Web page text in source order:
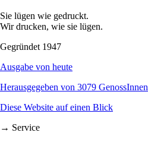
Sie lügen wie gedruckt.
Wir drucken, wie sie lügen.
Gegründet 1947
Ausgabe von heute
Herausgegeben von 3079 GenossInnen
Diese Website auf einen Blick
→ Service